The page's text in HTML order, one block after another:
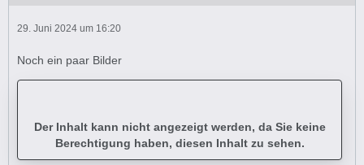
29. Juni 2024 um 16:20
Noch ein paar Bilder
Der Inhalt kann nicht angezeigt werden, da Sie keine
Berechtigung haben, diesen Inhalt zu sehen.